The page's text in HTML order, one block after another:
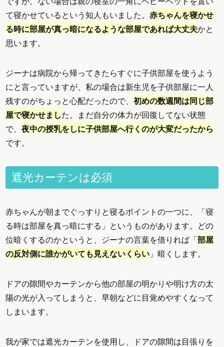
て寝かせているという知人もいました。赤ちゃんを寝かせ
る時に部屋が真っ暗になるような部屋であれば大丈夫かと
思います。
ジーナは病院から帰ってきたらすぐに子供部屋を使うよう
にと言っていますが、私の場合は新生児を子供部屋に一人
残すのがちょっと心配だったので、初めの数週間は同じ部
屋で寝かせました。まだ自分の体力が回復してない状態
で、夜中の授乳をしに子供部屋へ行くのが大変だったから
です。
遮光カーテンは必須
赤ちゃんが朝までぐっすりと寝るポイントの一つに、「寝
る時は部屋を真っ暗にする」というものがあります。どの
位暗くするのかというと、ジーナの言葉を借りれば「部屋
の反対側に誰かがいても見えないくらい 」暗くします。
ドアの隙間やカーテンから他の部屋の明かりや明け方の太
陽の光が入ってしまうと、早朝などに目覚めやすくなって
しまいます。
我が家では遮光カーテンを使用し、ドアの隙間は目張りを